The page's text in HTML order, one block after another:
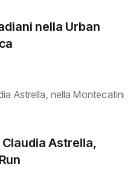
nella Urban
Astrella,